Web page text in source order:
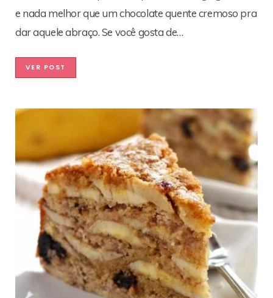
e nada melhor que um chocolate quente cremoso pra
dar aquele abraço. Se você gosta de…
VER POST